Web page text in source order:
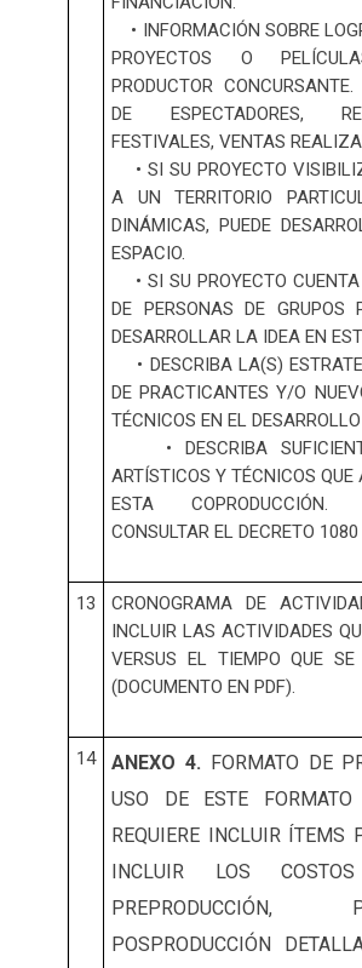
• INFORMACIÓN SOBRE
PROYECTOS O
PRODUCTOR
DE ESPECTADORES,
FESTIVALES, VENTAS
• SI SU PROYECTO
A UN TERRITORIO
DINÁMICAS, PUEDE
ESPACIO.
• SI SU PROYECTO
DE PERSONAS DE GRUPOS
DESARROLLAR LA IDEA EN
• DESCRIBA LA(S)
DE PRACTICANTES Y/O
TÉCNICOS EN EL
• DESCRIBA
ARTÍSTICOS Y TÉCNICOS
ESTA COPRODUCCIÓN.
CONSULTAR EL DECRETO
13
CRONOGRAMA DE
INCLUIR LAS ACTIVIDADES
VERSUS EL TIEMPO QUE
(DOCUMENTO EN PDF).
14 ANEXO 4. FORMATO DE
USO DE ESTE
REQUIERE INCLUIR ÍTEMS
INCLUIR LOS
POSPRODUCCIÓN